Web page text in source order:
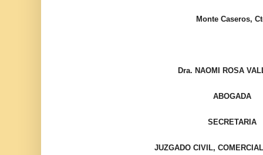
Monte Caseros,
Dra. NAOMI ROSA
ABOGADA
SECRETARIA
JUZGADO CIVIL,